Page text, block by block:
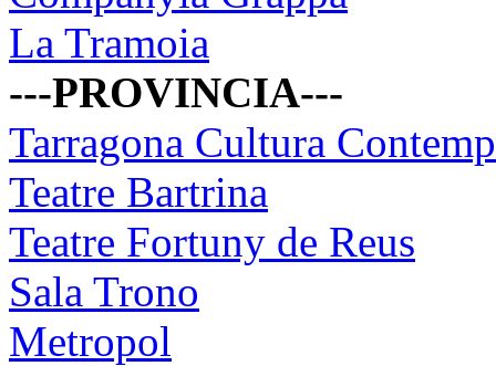
La Tramoia
---PROVINCIA---
Tarragona Cultura
Teatre Bartrina
Teatre Fortuny de Reus
Sala Trono
Metropol